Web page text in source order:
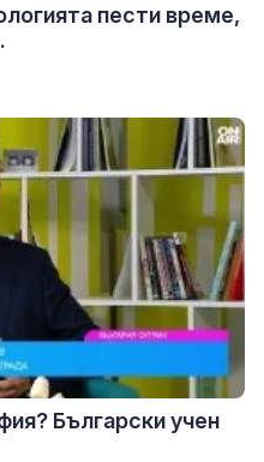
пести време,
Български учен